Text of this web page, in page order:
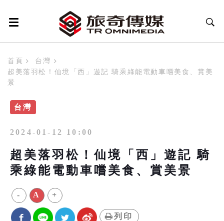
首頁
台灣
超美落羽松！仙境「西」遊記 騎乘綠能電動車嚐美食、賞美
景
台灣
2024-01-12 10:00
超美落羽松！仙境「西」遊記 騎
乘綠能電動車嚐美食、賞美景
- A +
列印